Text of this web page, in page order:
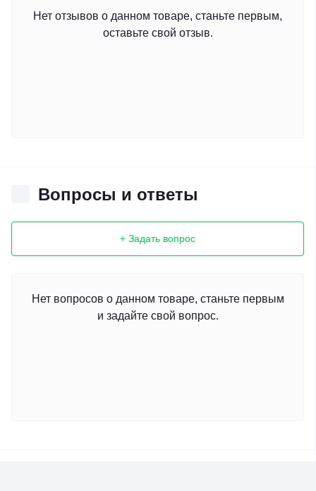
Нет отзывов о данном товаре, станьте первым,
оставьте свой отзыв.
Вопросы и ответы
+ Задать вопрос
Нет вопросов о данном товаре, станьте первым
и задайте свой вопрос.